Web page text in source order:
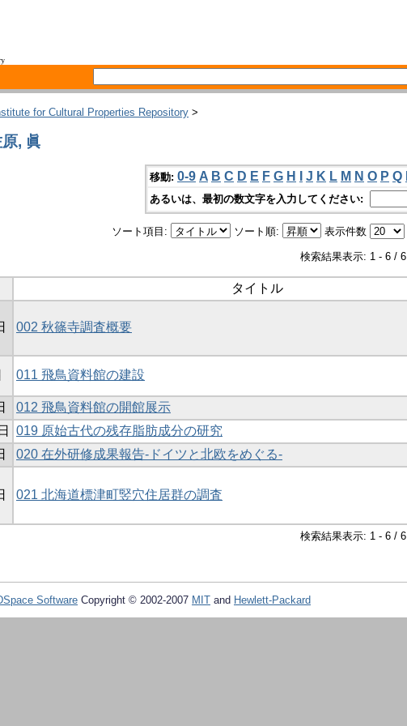
for Cultural Properties Repository >
, 眞
移動: 0-9 A B C D E F G H J K L M N O P Q
あるいは、最初の数文字を入力してください:
ソート項目: ソート順: 表示件数
検索結果表示: 1 - 6 / 6
タイトル
002 秋篠寺調査概要
011 飛鳥資料館の建設
012 飛鳥資料館の開館展示
019 原始古代の残存脂肪成分の研究
020 在外研修成果報告-ドイツと北欧をめぐる-
021 北海道標津町竪穴住居群の調査
検索結果表示: 1 - 6 / 6
Software Copyright © 2002-2007 MIT and Hewlett-Packard